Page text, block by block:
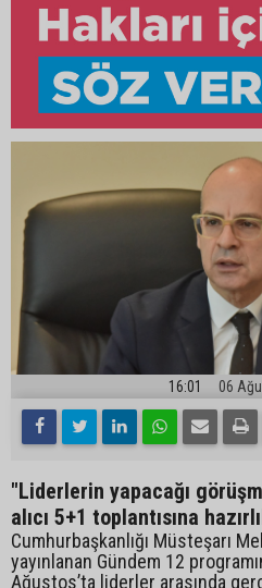
16:01 06
"Liderlerin yapacağı
alıcı 5+1 toplantısına
Cumhurbaşkanlığı Müsteşarı
yayınlanan Gündem 12
Ağustos’ta liderler arasında